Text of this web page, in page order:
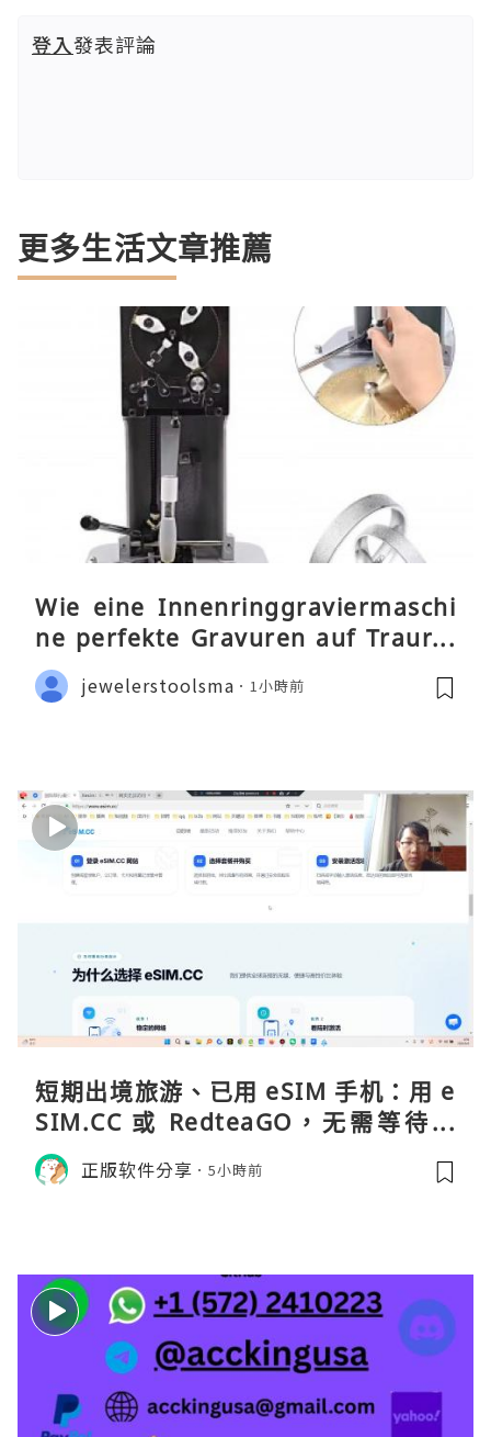
登入發表評論
更多生活文章推薦
Wie eine Innenringgraviermaschi
ne perfekte Gravuren auf Traurin
gen ermöglicht
jewelerstoolsma 1小時前
短期出境旅游、已用 eSIM 手机：用 e
SIM.CC 或 RedteaGO，无需等待收
货。需要“当地号码 + 通话短信”（如
打车、外卖、客户联络）：优先 Redt
正版软件分享 5小時前